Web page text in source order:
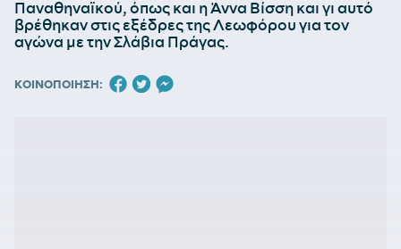
Παναθηναϊκού, όπως και η Άννα Βίσση και γι αυτό
βρέθηκαν στις εξέδρες της Λεωφόρου για τον
αγώνα με την Σλάβια Πράγας.
ΚΟΙΝΟΠΟΙΗΣΗ: